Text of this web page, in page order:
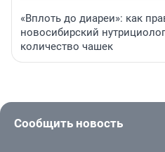
«Вплоть до диареи»: как
новосибирский
количество чашек
Сообщить новость